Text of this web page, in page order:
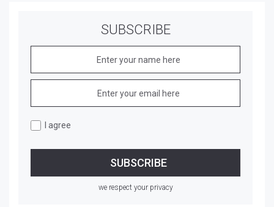
SUBSCRIBE
I agree
we respect your privacy